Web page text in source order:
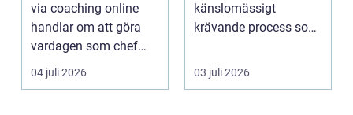
via coaching online
handlar om att göra
vardagen som chef
både mer h...
04 juli 2026
känslomässigt
krävande process som
gång ell...
03 juli 2026